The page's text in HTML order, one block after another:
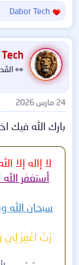
جديدة
⭐
ا
ل
ت
ف
ا
ع
ا
ت
Dabor Tech
👀
24 مارس 2026
بارك الله فيك
لا إاله إلا
أستغفر
سبحان الله
رَبِّ اغْفِرْ لِي